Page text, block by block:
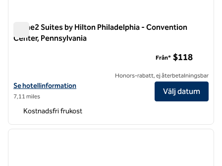
Home2 Suites by Hilton Philadelphia - Convention
Center, Pennsylvania
Visa hotelluppgifter för Home2 Suites by Hilton Philadelphia –
Se hotellinformation
7,11 miles
Från* $118
Honors-rabatt, ej återbetalningsbar
Välj datum
Kostnadsfri frukost
1 av 12
nästa